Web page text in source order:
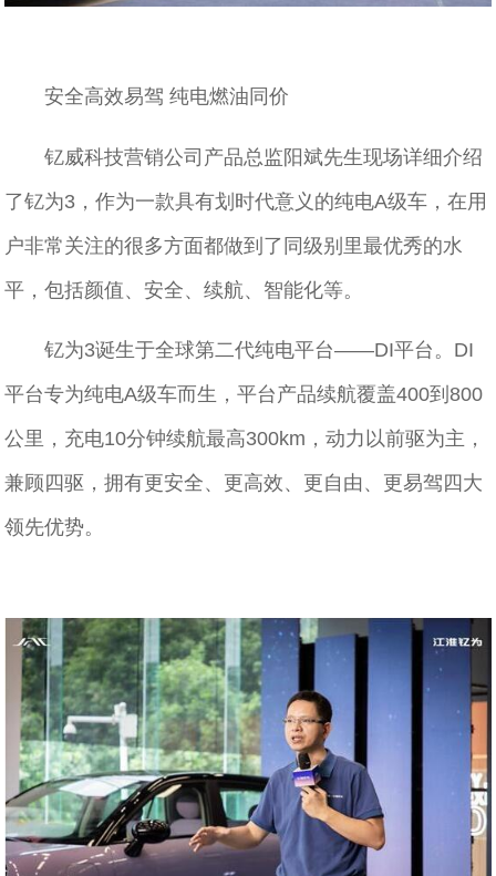
安全高效易驾 纯电燃油同价
钇威科技营销公司产品总监阳斌先生现场详细介绍
了钇为3，作为一款具有划时代意义的纯电A级车，在用
户非常关注的很多方面都做到了同级别里最优秀的水
平，包括颜值、安全、续航、智能化等。
钇为3诞生于全球第二代纯电平台——DI平台。DI
平台专为纯电A级车而生，平台产品续航覆盖400到800
公里，充电10分钟续航最高300km，动力以前驱为主，
兼顾四驱，拥有更安全、更高效、更自由、更易驾四大
领先优势。